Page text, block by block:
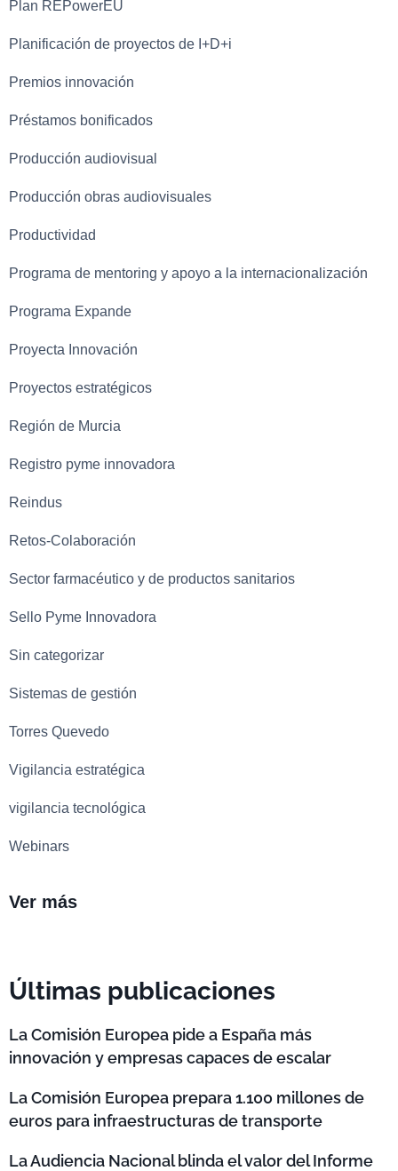
Plan REPowerEU
Planificación de proyectos de I+D+i
Premios innovación
Préstamos bonificados
Producción audiovisual
Producción obras audiovisuales
Productividad
Programa de mentoring y apoyo a la internacionalización
Programa Expande
Proyecta Innovación
Proyectos estratégicos
Región de Murcia
Registro pyme innovadora
Reindus
Retos-Colaboración
Sector farmacéutico y de productos sanitarios
Sello Pyme Innovadora
Sin categorizar
Sistemas de gestión
Torres Quevedo
Vigilancia estratégica
vigilancia tecnológica
Webinars
Ver más
Últimas publicaciones
La Comisión Europea pide a España más
innovación y empresas capaces de escalar
La Comisión Europea prepara 1.100 millones de
euros para infraestructuras de transporte
La Audiencia Nacional blinda el valor del Informe